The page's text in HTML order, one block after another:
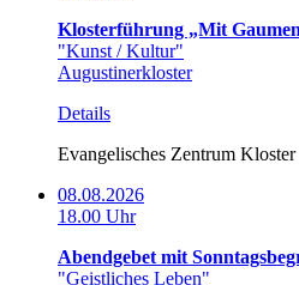
Klosterführung „Mit
"Kunst / Kultur"
Augustinerkloster
Details
Evangelisches Zentrum
08.08.2026
18.00 Uhr
Abendgebet mit
"Geistliches Leben"